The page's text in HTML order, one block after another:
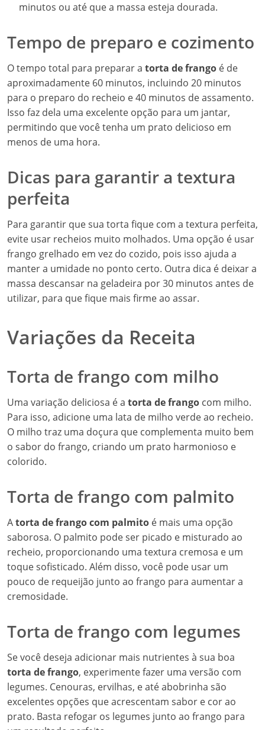
minutos ou até que a massa esteja dourada.
Tempo de preparo e cozimento
O tempo total para preparar a torta de frango é de
aproximadamente 60 minutos, incluindo 20 minutos
para o preparo do recheio e 40 minutos de assamento.
Isso faz dela uma excelente opção para um jantar,
permitindo que você tenha um prato delicioso em
menos de uma hora.
Dicas para garantir a textura
perfeita
Para garantir que sua torta fique com a textura perfeita,
evite usar recheios muito molhados. Uma opção é usar
frango grelhado em vez do cozido, pois isso ajuda a
manter a umidade no ponto certo. Outra dica é deixar a
massa descansar na geladeira por 30 minutos antes de
utilizar, para que fique mais firme ao assar.
Variações da Receita
Torta de frango com milho
Uma variação deliciosa é a torta de frango com milho.
Para isso, adicione uma lata de milho verde ao recheio.
O milho traz uma doçura que complementa muito bem
o sabor do frango, criando um prato harmonioso e
colorido.
Torta de frango com palmito
Atorta de frango com palmito é mais uma opção
saborosa. O palmito pode ser picado e misturado ao
recheio, proporcionando uma textura cremosa e um
toque sofisticado. Além disso, você pode usar um
pouco de requeijão junto ao frango para aumentar a
cremosidade.
Torta de frango com legumes
Se você deseja adicionar mais nutrientes à sua boa
torta de frango, experimente fazer uma versão com
legumes. Cenouras, ervilhas, e até abobrinha são
excelentes opções que acrescentam sabor e cor ao
prato. Basta refogar os legumes junto ao frango para